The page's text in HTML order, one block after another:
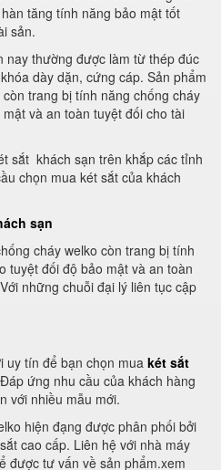
tăng tính năng bảo mật tốt
sản.
nay thường được làm từ thép đúc
dày dặn, cứng cáp. Sản phẩm
trang bị tính năng chống cháy
và an toàn tuyệt đối cho tài
sắt khách sạn trên khắp các tỉnh
chọn mua két sắt của khách
sạn
cháy welko còn trang bị tính
tuyệt đối độ bảo mật và an toàn
những chuỗi đại lý liên tục cập
uy tín để bạn chọn mua két sắt
ứng nhu cầu của khách hàng
với nhiều mẫu mới.
hiện đạng được phân phối bởi
cao cấp. Liên hệ với nhà máy
được tư vấn về sản phẩm.xem